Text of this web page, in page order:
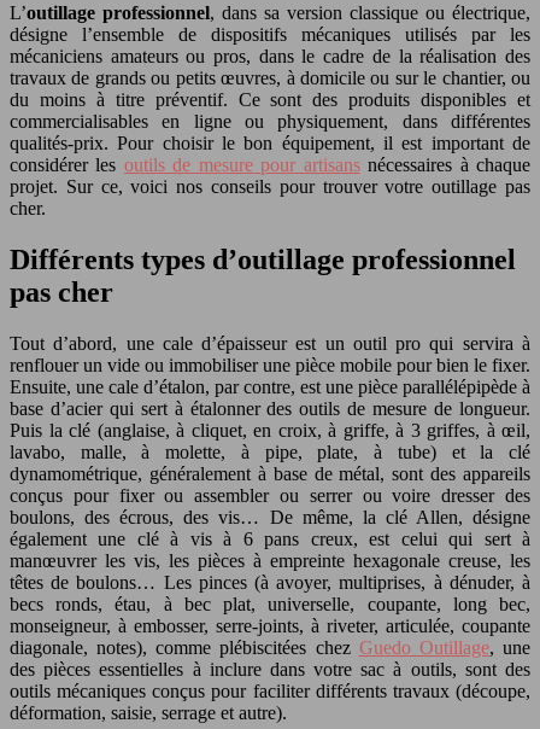
L’outillage professionnel, dans sa version classique ou électrique,
désigne l’ensemble de dispositifs mécaniques utilisés par les
mécaniciens amateurs ou pros, dans le cadre de la réalisation des
travaux de grands ou petits œuvres, à domicile ou sur le chantier, ou
du moins à titre préventif. Ce sont des produits disponibles et
commercialisables en ligne ou physiquement, dans différentes
qualités-prix. Pour choisir le bon équipement, il est important de
considérer les outils de mesure pour artisansnécessaires à chaque
projet. Sur ce, voici nos conseils pour trouver votre outillage pas
cher.
Différents types d’outillage professionnel
pas cher
Tout d’abord, une cale d’épaisseur est un outil pro qui servira à
renflouer un vide ou immobiliser une pièce mobile pour bien le fixer.
Ensuite, une cale d’étalon, par contre, est une pièce parallélépipède à
base d’acier qui sert à étalonner des outils de mesure de longueur.
Puis la clé (anglaise, à cliquet, en croix, à griffe, à 3 griffes, à œil,
lavabo, malle, à molette, à pipe, plate, à tube) et la clé
dynamométrique, généralement à base de métal, sont des appareils
conçus pour fixer ou assembler ou serrer ou voire dresser des
boulons, des écrous, des vis… De même, la clé Allen, désigne
également une clé à vis à 6 pans creux, est celui qui sert à
manœuvrer les vis, les pièces à empreinte hexagonale creuse, les
têtes de boulons… Les pinces (à avoyer, multiprises, à dénuder, à
becs ronds, étau, à bec plat, universelle, coupante, long bec,
monseigneur, à embosser, serre-joints, à riveter, articulée, coupante
diagonale, notes), comme plébiscitées chez Guedo Outillage, une
des pièces essentielles à inclure dans votre sac à outils, sont des
outils mécaniques conçus pour faciliter différents travaux (découpe,
déformation, saisie, serrage et autre).